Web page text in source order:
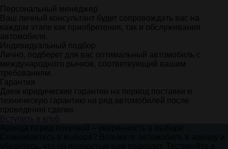
Персональный менеджер
Ваш личный консультант будет сопровождать вас на
каждом этапе как приобретения, так и обслуживания
автомобиля.
Индивидуальный подбор
Лично, подберет для вас оптимальный автомобиль с
международного рынков, соответвующий вашим
требованиям.
Гарантия
Даем юридические гарантии на период поставки и
техническую гарантию на ряд автомобилей после
проведения сделки.